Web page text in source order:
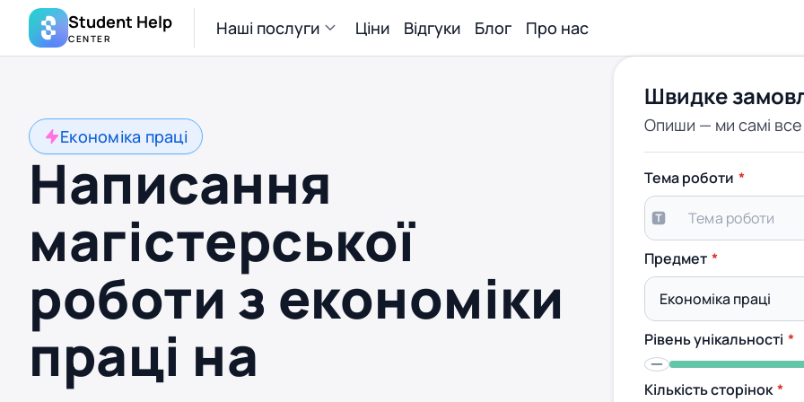
Student Help
CENTER Наші послуги Ціни Відгуки Блог Про нас
Економіка праці
Написання
магістерської
роботи з економіки
праці на
Швидке
Опиши — ми самі
Тема роботи
Предмет
Рівень унікальності
Кількість сторінок